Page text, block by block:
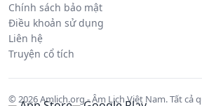
Chính sách bảo mật
Điều khoản sử dụng
Liên hệ
Truyện cổ tích
© 2026 Amlich.org - Âm Lịch Việt Nam. Tất cả